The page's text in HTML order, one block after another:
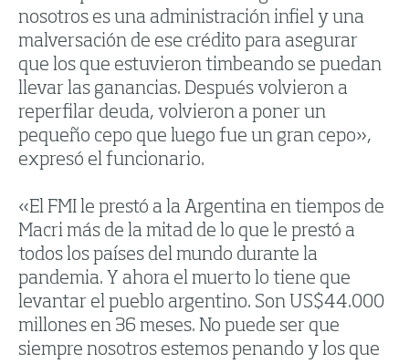
nosotros es una administración infiel y una
malversación de ese crédito para asegurar
que los que estuvieron timbeando se puedan
llevar las ganancias. Después volvieron a
reperfilar deuda, volvieron a poner un
pequeño cepo que luego fue un gran cepo»,
expresó el funcionario.
«El FMI le prestó a la Argentina en tiempos de
Macri más de la mitad de lo que le prestó a
todos los países del mundo durante la
pandemia. Y ahora el muerto lo tiene que
levantar el pueblo argentino. Son US$44.000
millones en 36 meses. No puede ser que
siempre nosotros estemos penando y los que